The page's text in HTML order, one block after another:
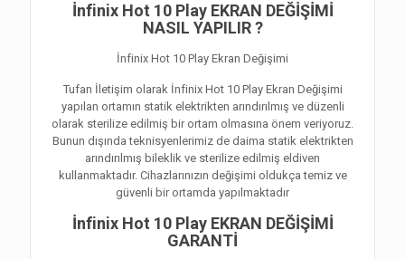
İnfinix Hot 10 Play EKRAN DEĞİŞİMİ
NASIL YAPILIR ?
İnfinix Hot 10 Play Ekran Değişimi
Tufan İletişim olarak İnfinix Hot 10 Play Ekran Değişimi
yapılan ortamın statik elektrikten arındırılmış ve düzenli
olarak sterilize edilmiş bir ortam olmasına önem veriyoruz.
Bunun dışında teknisyenlerimiz de daima statik elektrikten
arındırılmış bileklik ve sterilize edilmiş eldiven
kullanmaktadır. Cihazlarınızın değişimi oldukça temiz ve
güvenli bir ortamda yapılmaktadır
İnfinix Hot 10 Play EKRAN DEĞİŞİMİ
GARANTİ